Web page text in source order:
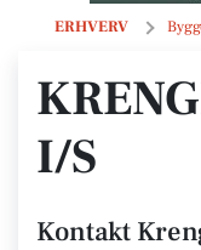
ERHVERV
Krengerupvej
I/S
Kontakt